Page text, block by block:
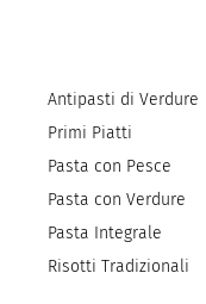
Antipasti di Verdure
Primi Piatti
Pasta con Pesce
Pasta con Verdure
Pasta Integrale
Risotti Tradizionali